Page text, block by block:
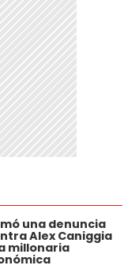
una denuncia
Alex Caniggia
millonaria